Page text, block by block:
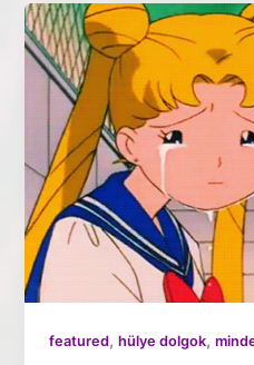
featured,hülye dolgok,